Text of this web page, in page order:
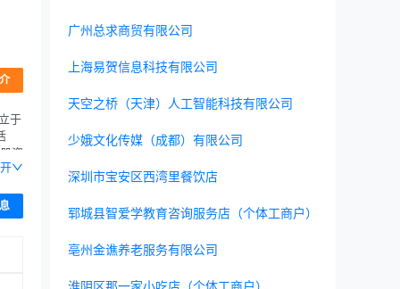
于
资
广州总求商贸有限公司
上海易贺信息科技有限公司
天空之桥（天津）人工智能科技有限公司
少娥文化传媒（成都）有限公司
深圳市宝安区西湾里餐饮店
郓城县智爱学教育咨询服务店（个体工商户）
亳州金谯养老服务有限公司